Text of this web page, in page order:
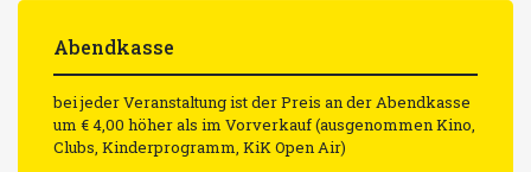
Abendkasse
bei jeder Veranstaltung ist der Preis an der Abendkasse
um € 4,00 höher als im Vorverkauf (ausgenommen Kino,
Clubs, Kinderprogramm, KiK Open Air)